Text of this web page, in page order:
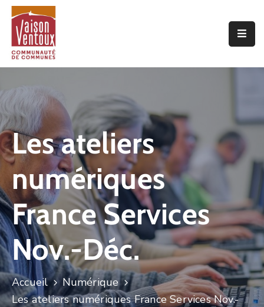
Accueil
Vivre
Ici
Economie
Projets
De
Territoire
Découvrir
Les ateliers
numériques
France Services
Nov.-Déc.
Accueil
Numérique
Les ateliers numériques France Services Nov.-